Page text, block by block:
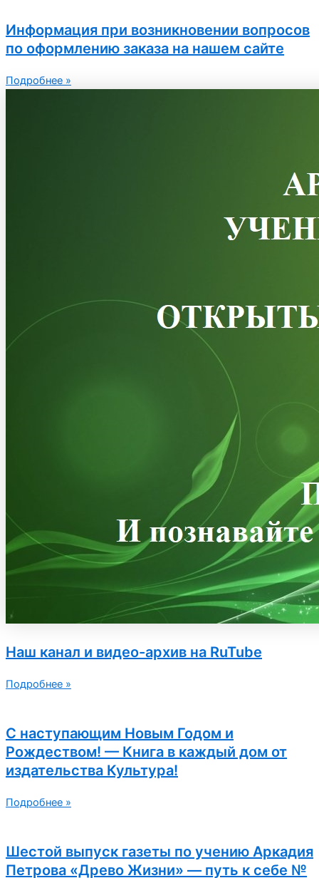
Информация при возникновении вопросов
по оформлению заказа на нашем сайте
Подробнее »
Наш канал и видео-архив на RuTube
Подробнее »
С наступающим Новым Годом и
Рождеством! — Книга в каждый дом от
издательства Культура!
Подробнее »
Шестой выпуск газеты по учению Аркадия
Петрова «Древо Жизни» — путь к себе №